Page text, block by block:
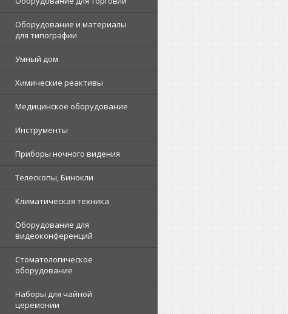
Оборудование и материалы
для типографии
Умный дом
Химические реактивы
Медицинское оборудование
Инструменты
Приборы ночного видения
Телескопы, Бинокли
Климатическая техника
Оборудование для
видеоконференций
Стоматологическое
оборудование
Наборы для чайной
церемонии